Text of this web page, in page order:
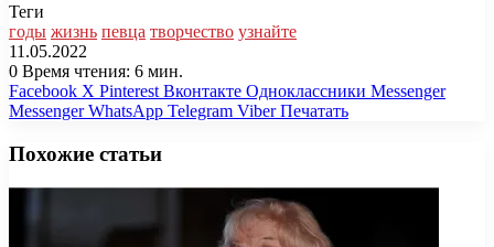
Теги
годы жизнь певца творчество узнайте
11.05.2022
0 Время чтения: 6 мин.
Facebook X Pinterest Вконтакте Одноклассники Messenger
Messenger WhatsApp Telegram Viber Печатать
Похожие статьи